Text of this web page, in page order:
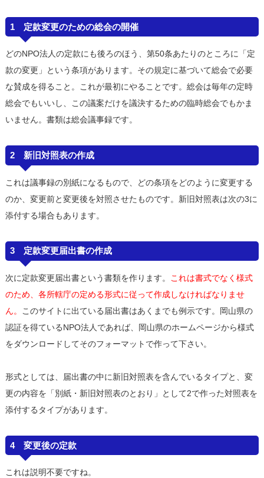
1 定款変更のための総会の開催
どのNPO法人の定款にも後ろのほう、第50条あたりのところに「定
款の変更」という条項があります。その規定に基づいて総会で必要
な賛成を得ること。これが最初にやることです。総会は毎年の定時
総会でもいいし、この議案だけを議決するための臨時総会でもかま
いません。書類は総会議事録です。
2 新旧対照表の作成
これは議事録の別紙になるもので、どの条項をどのように変更する
のか、変更前と変更後を対照させたものです。新旧対照表は次の3に
添付する場合もあります。
3 定款変更届出書の作成
次に定款変更届出書という書類を作ります。
これは書式でなく様式
のため、各所轄庁の定める形式に従って作成しなければなりませ
ん。
このサイトに出ている届出書はあくまでも例示です。岡山県の
認証を得ているNPO法人であれば、岡山県のホームページから様式
をダウンロードしてそのフォーマットで作って下さい。
形式としては、届出書の中に新旧対照表を含んでいるタイプと、変
更の内容を「別紙・新旧対照表のとおり」として2で作った対照表を
添付するタイプがあります。
4 変更後の定款
これは説明不要ですね。